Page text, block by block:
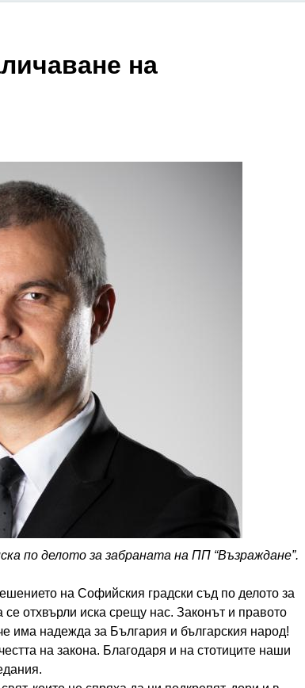
на
по делото за забраната на ПП “Възраждане”.
на Софийския градски съд по делото за
отхвърли иска срещу нас. Законът и правото
има надежда за България и българския народ!
на закона. Благодаря и на стотиците наши